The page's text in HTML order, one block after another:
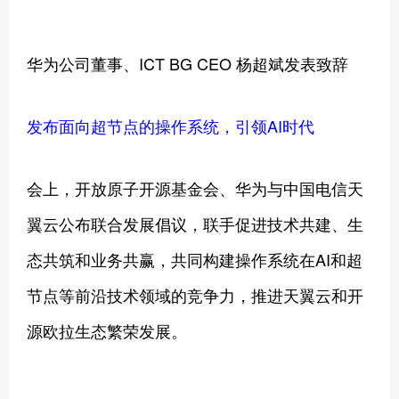
华为公司董事、ICT BG CEO 杨超斌发表致辞
发布面向超节点的操作系统，引领AI时代
会上，开放原子开源基金会、华为与中国电信天
翼云公布联合发展倡议，联手促进技术共建、生
态共筑和业务共赢，共同构建操作系统在AI和超
节点等前沿技术领域的竞争力，推进天翼云和开
源欧拉生态繁荣发展。